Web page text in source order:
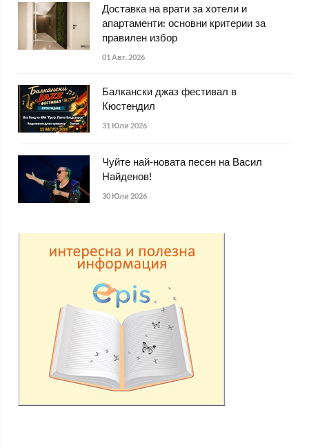
Доставка на врати за хотели и
апартаменти: основни критерии за
правилен избор
01 Авг. 2026
Балкански джаз фестивал в
Кюстендил
31 Юли 2026
Чуйте най-новата песен на Васил
Найденов!
30 Юли 2026